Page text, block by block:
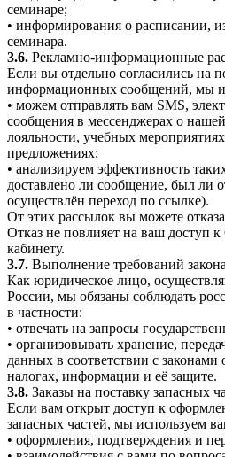
семинаре;
• информирования о расписании,
семинара.
3.6. Рекламно-информационные
Если вы отдельно согласились на
информационных сообщений, мы
• можем отправлять вам SMS,
сообщения в мессенджерах о
лояльности, учебных
предложениях;
• анализируем эффективность
доставлено ли сообщение, был ли
осуществлён переход по ссылке).
От этих рассылок вы можете
Отказ не повлияет на ваш доступ
кабинету.
3.7. Выполнение требований закона
Как юридическое лицо,
России, мы обязаны соблюдать
в частности:
• отвечать на запросы
• организовывать хранение,
данных в соответствии с законами
налогах, информации и её защите.
3.8. Заказы на поставку запасных
Если вам открыт доступ к
запасных частей, мы используем
• оформления, подтверждения и